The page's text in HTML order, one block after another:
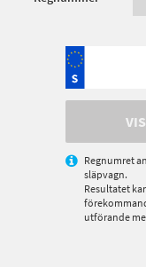
Regnumret
släpvagn.
Resultatet
utförande